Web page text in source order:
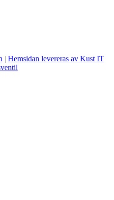
| Hemsidan levereras av Kust IT